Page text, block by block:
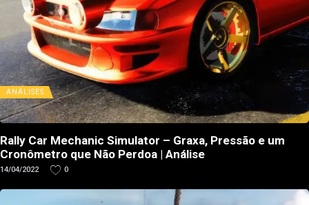
ANÁLISES
Rally Car Mechanic Simulator – Graxa, Pressão e um
Cronômetro que Não Perdoa | Análise
14/04/2022 0